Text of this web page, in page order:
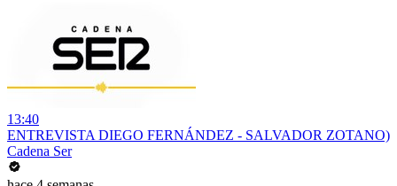
13:40
ENTREVISTA DIEGO FERNÁNDEZ - SALVADOR ZOTANO)
Cadena Ser